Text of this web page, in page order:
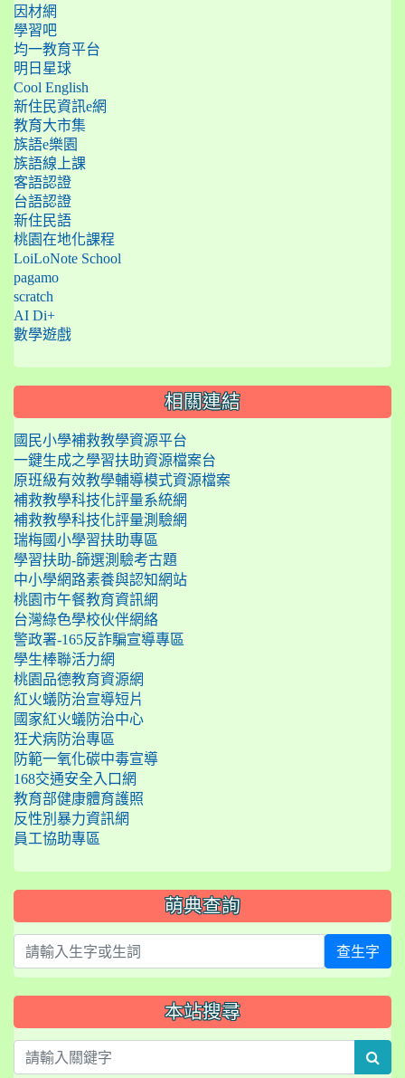
因材網
學習吧
均一教育平台
明日星球
Cool English
新住民資訊e網
教育大市集
族語e樂園
族語線上課
客語認證
台語認證
新住民語
桃園在地化課程
LoiLoNote School
pagamo
scratch
AI Di+
數學遊戲
相關連結
國民小學補救教學資源平台
一鍵生成之學習扶助資源檔案台
原班級有效教學輔導模式資源檔案
補救教學科技化評量系統網
補救教學科技化評量測驗網
瑞梅國小學習扶助專區
學習扶助-篩選測驗考古題
中小學網路素養與認知網站
桃園市午餐教育資訊網
台灣綠色學校伙伴網絡
警政署-165反詐騙宣導專區
學生棒聯活力網
桃園品德教育資源網
紅火蟻防治宣導短片
國家紅火蟻防治中心
狂犬病防治專區
防範一氧化碳中毒宣導
168交通安全入口網
教育部健康體育護照
反性別暴力資訊網
員工協助專區
萌典查詢
查生字
本站搜尋